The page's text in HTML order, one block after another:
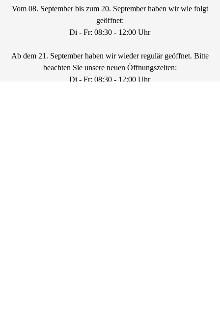
Vom 08. September bis zum 20. September haben wir wie folgt
geöffnet:
Di - Fr: 08:30 - 12:00 Uhr
Ab dem 21. September haben wir wieder regulär geöffnet. Bitte
beachten Sie unsere neuen Öffnungszeiten:
Di - Fr: 08:30 - 12:00 Uhr